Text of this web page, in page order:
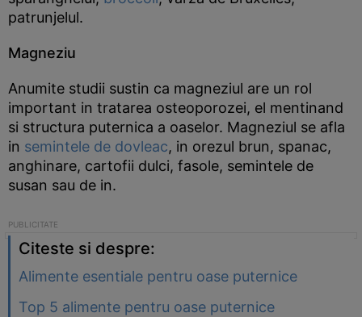
patrunjelul.
Magneziu
Anumite studii sustin ca magneziul are un rol
important in tratarea osteoporozei, el mentinand
si structura puternica a oaselor. Magneziul se afla
in semintele de dovleac, in orezul brun, spanac,
anghinare, cartofii dulci, fasole, semintele de
susan sau de in.
Citeste si despre:
Alimente esentiale pentru oase puternice
Top 5 alimente pentru oase puternice